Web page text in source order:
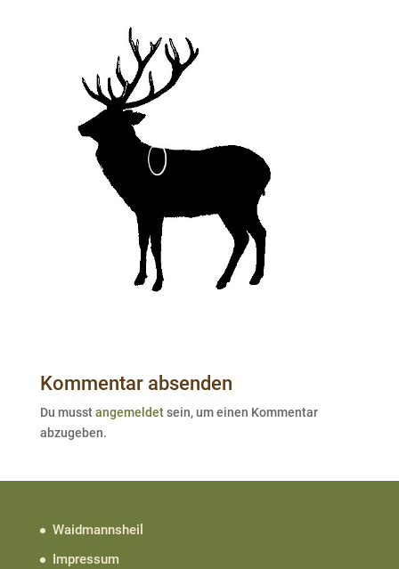
Kommentar absenden
Du musstangemeldetsein, um einen Kommentar
abzugeben.
Waidmannsheil
Impressum